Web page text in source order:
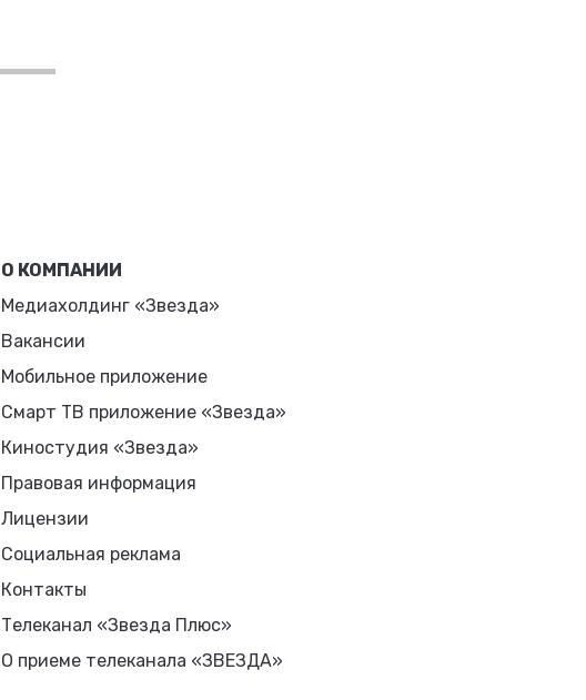
О КОМПАНИИ
Медиахолдинг «Звезда»
Вакансии
Мобильное приложение
Смарт ТВ приложение «Звезда»
Киностудия «Звезда»
Правовая информация
Лицензии
Социальная реклама
Контакты
Телеканал «Звезда Плюс»
О приеме телеканала «ЗВЕЗДА»